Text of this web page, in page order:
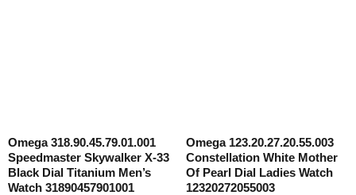
Omega 318.90.45.79.01.001
Speedmaster Skywalker X-33
Black Dial Titanium Men’s
Watch 31890457901001
Omega 123.20.27.20.55.003
Constellation White Mother
Of Pearl Dial Ladies Watch
12320272055003